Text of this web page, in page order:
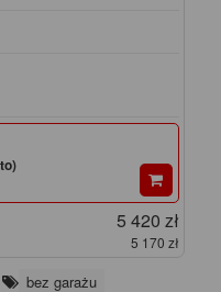
5 420 zł
5 170 zł
bez garażu